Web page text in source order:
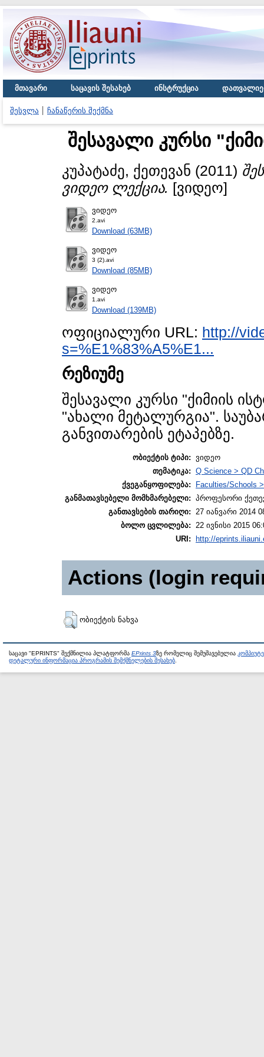
მთავარი საცავის შესახებ ინსტრუქცია
შესვლა ჩანაწერის შექმნა
შესავალი კურსი
კუპატაძე, ქეთევან (2011)
ვიდეო ლექცია. [ვიდეო]
ვიდეო
2.avi
Download (63MB)
ვიდეო
3 (2).avi
Download (85MB)
ვიდეო
1.avi
Download (139MB)
ოფიციალური URL: http://
s=%E1%83%A5%E1...
რეზიუმე
შესავალი კურსი "ქიმიის
"ახალი მეტალურგია".
განვითარების ეტაპებზე.
ობიექტის ტიპი:
ვიდეო
თემატიკა: Q Science > QD
ქვეგანყოფილება:
Faculties/Schools
განმათავსებელი მომხმარებელი: პროფესორი
განთავსების თარიღი:
27 იანვარი 2014
ბოლო ცვლილება:
22 ივნისი 2015
URI:
http://
Actions (login
ობიექტის ნახვა
საცავი "EPRINTS" შექმნილია პლატფორმა EPrints 3ზე რომელიც შემუშავებულია
დეტალური ინფორმაცია პროგრამის შემქმნელების შესახებ